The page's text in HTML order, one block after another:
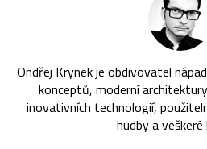
Ondřej Krynek je obdivovatel
konceptů, moderní
inovativních technologií,
hudby a